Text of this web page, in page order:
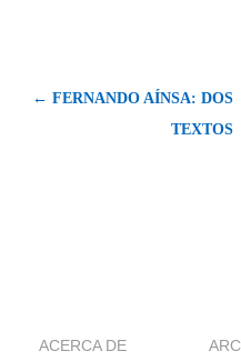
← FERNANDO AÍNSA: DOS
TEXTOS
ACERCA DE